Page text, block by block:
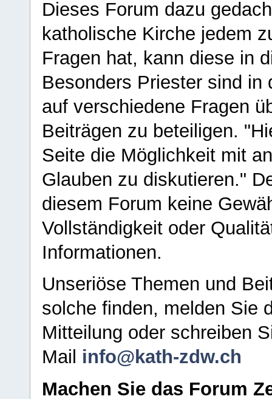
Dieses Forum dazu
katholische Kirche jedem
Fragen hat, kann diese in
Besonders Priester sind in
auf verschiedene Fragen
Beiträgen zu beteiligen.
Seite die Möglichkeit mit
Glauben zu diskutieren."
diesem Forum keine
Vollständigkeit oder
Informationen.
Unseriöse Themen und
solche finden, melden Sie
Mitteilung oder schreiben
Mail info@kath-zdw.ch
Machen Sie das Forum